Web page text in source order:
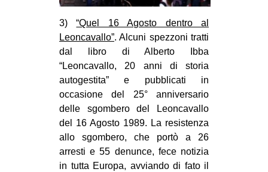
3)“Quel 16 Agosto dentro al
Leoncavallo”. Alcuni spezzoni tratti
dal libro di Alberto Ibba
“Leoncavallo, 20 anni di storia
autogestita” e pubblicati in
occasione del 25° anniversario
delle sgombero del Leoncavallo
del 16 Agosto 1989. La resistenza
allo sgombero, che portò a 26
arresti e 55 denunce, fece notizia
in tutta Europa, avviando di fato il